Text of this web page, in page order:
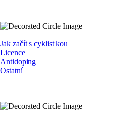
Jak začít s cyklistikou
Licence
Antidoping
Ostatní